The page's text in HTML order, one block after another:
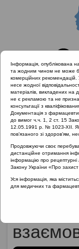
Головна Партнери
Дискусійний клуб:
взаємовплив
Інформація, опублікована
та жодним чином не може
комерційних
несе жодної
матеріалів, викладених на
не є рекламою та не
консультації з
Документація з
до вимог ч.ч. 1, 2 ст. 15
12.05.1991 р. № 1023-XII.
пов’язаного зі здоров’ям,
Продовжуючи своє
дистанційне отримання
інформацію про рецептурні
Закону України «Про
Уся інформація, яка
для медичних та